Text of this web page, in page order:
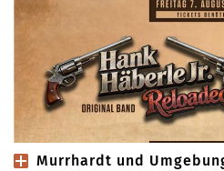
Murrhardt und